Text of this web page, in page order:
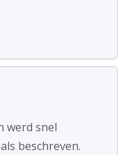
werd snel
beschreven.